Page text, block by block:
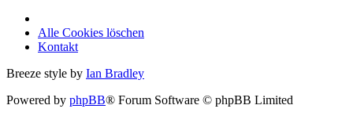
Alle Cookies löschen
Kontakt
Breeze style by Ian Bradley
Powered by phpBB® Forum Software © phpBB Limited